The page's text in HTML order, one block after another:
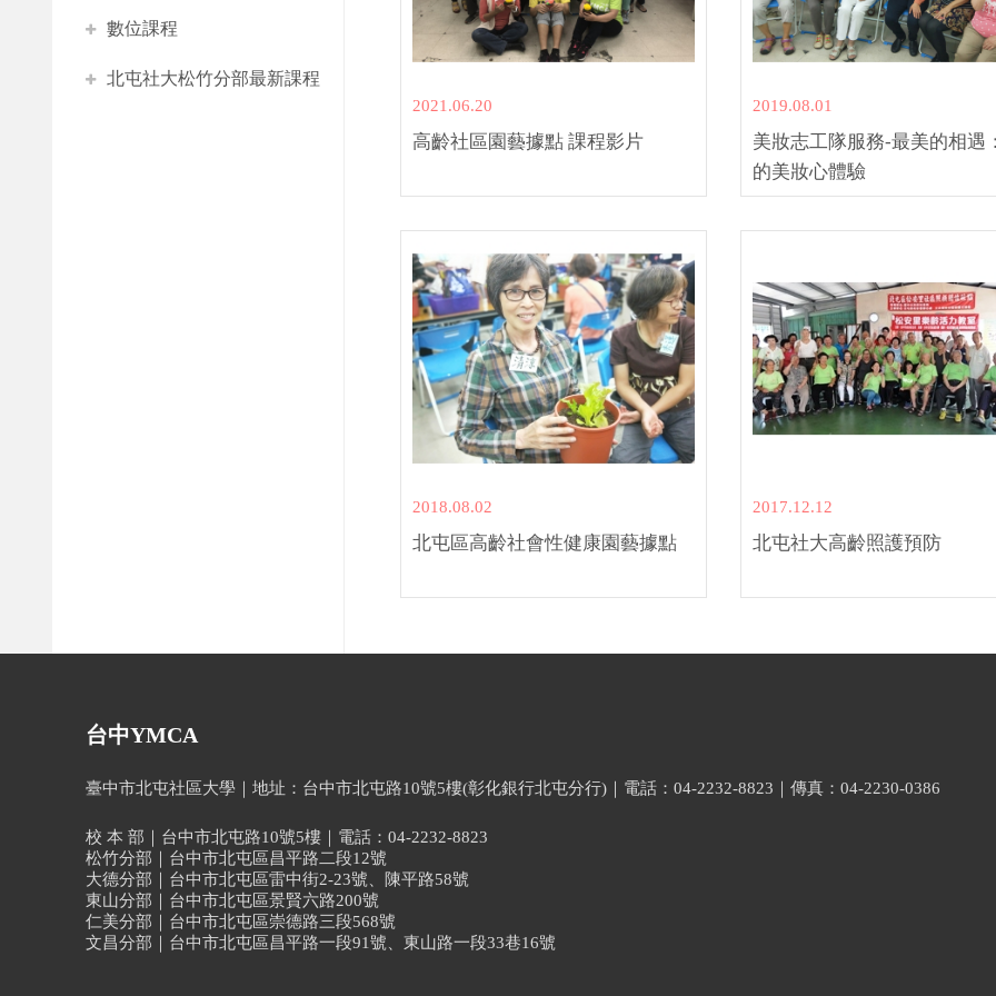
數位課程
北屯社大松竹分部最新課程
2021.06.20
高齡社區園藝據點 課程影片
2019.08.01
美妝志工隊服務-最美的相遇
的美妝心體驗
2018.08.02
北屯區高齡社會性健康園藝據點
2017.12.12
北屯社大高齡照護預防
台中YMCA
臺中市北屯社區大學｜地址：台中市北屯路10號5樓(彰化銀行北屯分行)｜電話：04-2232-8823｜傳真：04-2230-0386
校 本 部｜台中市北屯路10號5樓｜電話：04-2232-8823
松竹分部｜台中市北屯區昌平路二段12號
大德分部｜台中市北屯區雷中街2-23號、陳平路58號
東山分部｜台中市北屯區景賢六路200號
仁美分部｜台中市北屯區崇德路三段568號
文昌分部｜台中市北屯區昌平路一段91號、東山路一段33巷16號